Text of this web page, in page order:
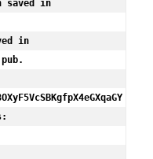
saved in
in